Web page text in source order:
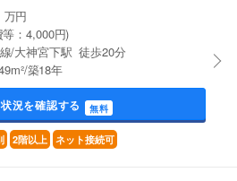
万円
：4,000円)
/大神宮下駅 徒歩20分
築18年
況を確認する 無料
2階以上 ネット接続可